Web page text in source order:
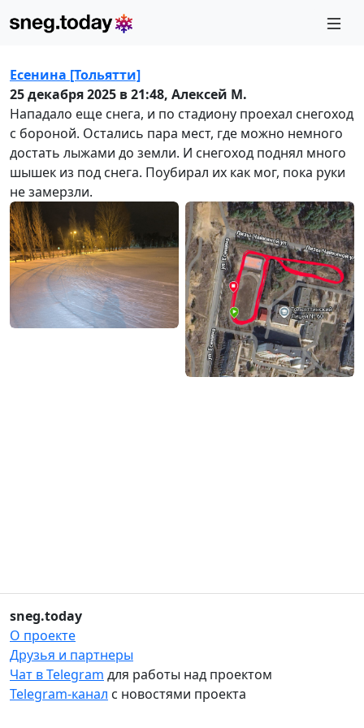
Есенина [Тольятти]
25 декабря 2025 в 21:48, Алексей М.
Нападало еще снега, и по стадиону проехал снегоход
с бороной. Остались пара мест, где можно немного
достать лыжами до земли. И снегоход поднял много
шышек из под снега. Поубирал их как мог, пока руки
не замерзли.
sneg.today
О проекте
Друзья и партнеры
Чат в Telegram для работы над проектом
Telegram-канал с новостями проекта